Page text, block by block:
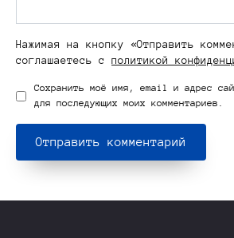
Нажимая на кнопку «Отправить
соглашаетесь с политикой
Сохранить моё имя, email и адрес
для последующих моих комментариев.